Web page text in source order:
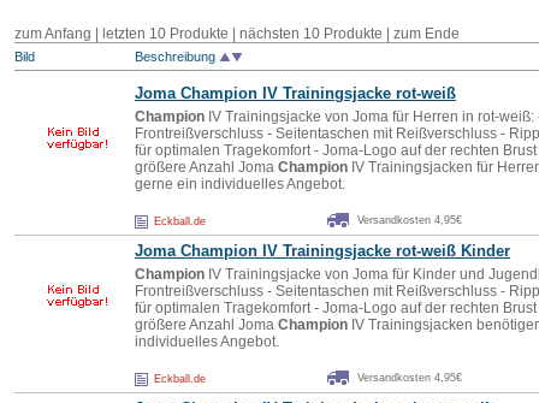
zum Anfang letzten 10 Produkte nächsten 10 Produkte zum Ende
Bild Beschreibung
Joma Champion IV Trainingsjacke rot-weiß
Champion IV Trainingsjacke von Joma für Herren in rot-
Frontreißverschluss - Seitentaschen mit Reißverschluss -
für optimalen Tragekomfort - Joma-Logo auf der rechten
größere Anzahl Joma Champion IV Trainingsjacken für
gerne ein individuelles Angebot.
Eckball.de Versandkosten 4,95€
Joma Champion IV Trainingsjacke rot-weiß Kinder
Champion IV Trainingsjacke von Joma für Kinder und
Frontreißverschluss - Seitentaschen mit Reißverschluss -
für optimalen Tragekomfort - Joma-Logo auf der rechten
größere Anzahl Joma Champion IV Trainingsjacken
individuelles Angebot.
Eckball.de Versandkosten 4,95€